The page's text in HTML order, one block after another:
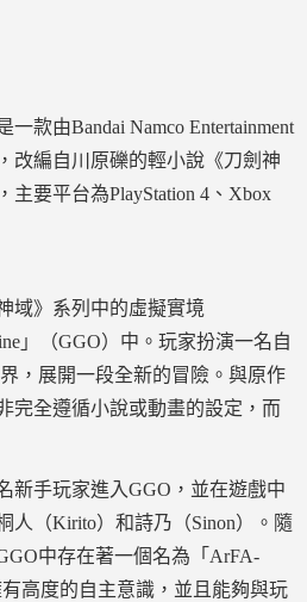
一款由Bandai Namco Entertainment
改編自川原礫的輕小說《刀劍神
主要平台為PlayStation 4、Xbox
域》系列中的虛擬實境
」（GGO）中。玩家扮演一名自
，展開一段全新的冒險。與原作
完全遵循小說或動畫的設定，而
新手玩家進入GGO，並在遊戲中
人（Kirito）和詩乃（Sinon）。隨
中存在著一個名為「ArFA-
高度的自主意識，並且能夠與玩